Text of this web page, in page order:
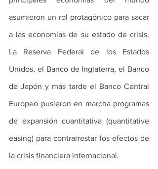
asumieron un rol protagónico para sacar
a las economías de su estado de crisis.
La Reserva Federal de los Estados
Unidos, el Banco de Inglaterra, el Banco
de Japón y más tarde el Banco Central
Europeo pusieron en marcha programas
de expansión cuantitativa (quantitative
easing) para contrarrestar los efectos de
la crisis financiera internacional.